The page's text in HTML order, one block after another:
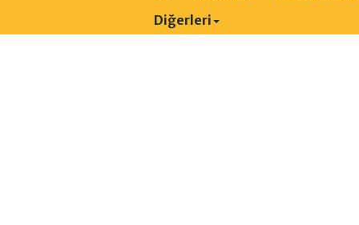
Diğerleri